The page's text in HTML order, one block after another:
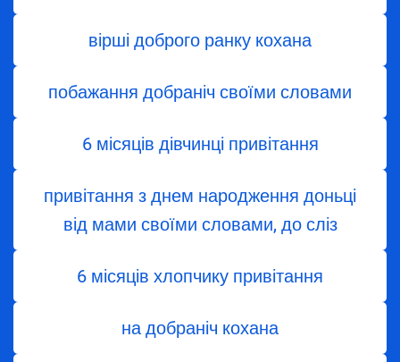
вірші доброго ранку кохана
побажання добраніч своїми словами
6 місяців дівчинці привітання
привітання з днем народження доньці
від мами своїми словами, до сліз
6 місяців хлопчику привітання
на добраніч кохана